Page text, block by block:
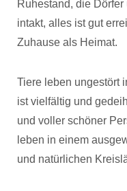
Ruhestand, die
intakt, alles ist gut
Zuhause als Heimat.
Tiere leben ungestört
ist vielfältig und
und voller schöner
leben in einem
und natürlichen